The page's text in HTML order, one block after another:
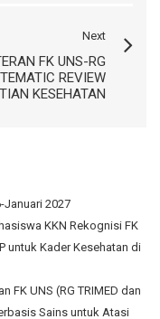
Next
FK UNS-RG
REVIEW
KESEHATAN
2027
KKN Rekognisi FK
untuk Kader Kesehatan di
FK UNS (RG TRIMED dan
Sains untuk Atasi